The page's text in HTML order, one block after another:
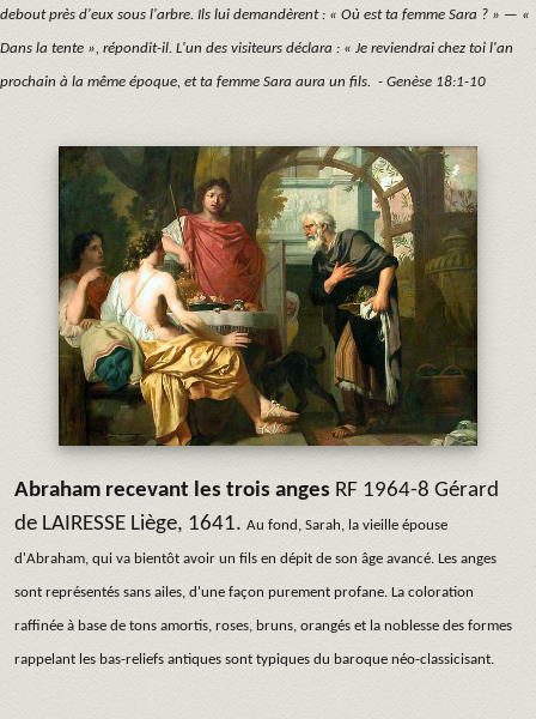
debout près d'eux sous l'arbre. Ils lui demandèrent : « Où est ta femme Sara ? » — «
Dans la tente », répondit-il. L'un des visiteurs déclara : « Je reviendrai chez toi l'an
prochain à la même époque, et ta femme Sara aura un fils. - Genèse 18:1-10
Abraham recevant les trois anges RF 1964-8 Gérard
de LAIRESSE Liège, 1641. Au fond, Sarah, la vieille épouse
d'Abraham, qui va bientôt avoir un fils en dépit de son âge avancé. Les anges
sont représentés sans ailes, d'une façon purement profane. La coloration
raffinée à base de tons amortis, roses, bruns, orangés et la noblesse des formes
rappelant les bas-reliefs antiques sont typiques du baroque néo-classicisant.